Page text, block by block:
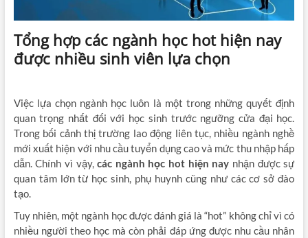
Tổng hợp các ngành học hot hiện nay
được nhiều sinh viên lựa chọn
Việc lựa chọn ngành học luôn là một trong những quyết định
quan trọng nhất đối với học sinh trước ngưỡng cửa đại học.
Trong bối cảnh thị trường lao động liên tục, nhiều ngành nghề
mới xuất hiện với nhu cầu tuyển dụng cao và mức thu nhập hấp
dẫn. Chính vì vậy,các ngành học hot hiện nay nhận được sự
quan tâm lớn từ học sinh, phụ huynh cũng như các cơ sở đào
tạo.
Tuy nhiên, một ngành học được đánh giá là “hot” không chỉ vì có
nhiều người theo học mà còn phải đáp ứng được nhu cầu nhân